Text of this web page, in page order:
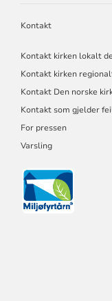
Kontakt
Kontakt kirken lokalt
Kontakt kirken
Kontakt Den norske
Kontakt som gjelder
For pressen
Varsling